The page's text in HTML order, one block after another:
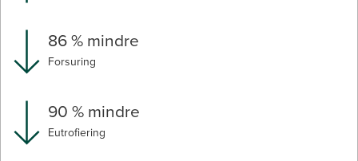
86 % mindre
Forsuring
90 % mindre
Eutrofiering